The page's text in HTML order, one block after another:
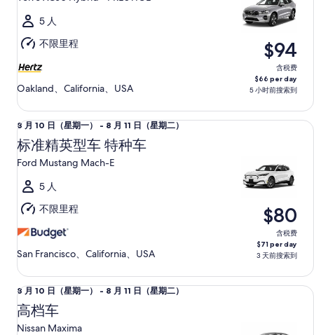
（星
期
二）
至
8
12
日
（星
期
5 人
不限里程
Oakland、California、USA
$94
含税费
$66 per day
5 小时前搜索到
8
月
10
（星
期
一）
至
8
11
日
（星
期
8 月 10 日（星期一） - 8 月 11 日（星期二）
标准精英型车 特种车
Ford Mustang Mach-E
5 人
不限里程
San Francisco、California、USA
$80
含税费
$71 per day
3 天前搜索到
标准精英型车 特种车 Ford Mustang Mach-E
8
月
10
8 月 10 日（星期一） - 8 月 11 日（星期二）
高档车
Nissan Maxima
高档车 Nissan Maxima